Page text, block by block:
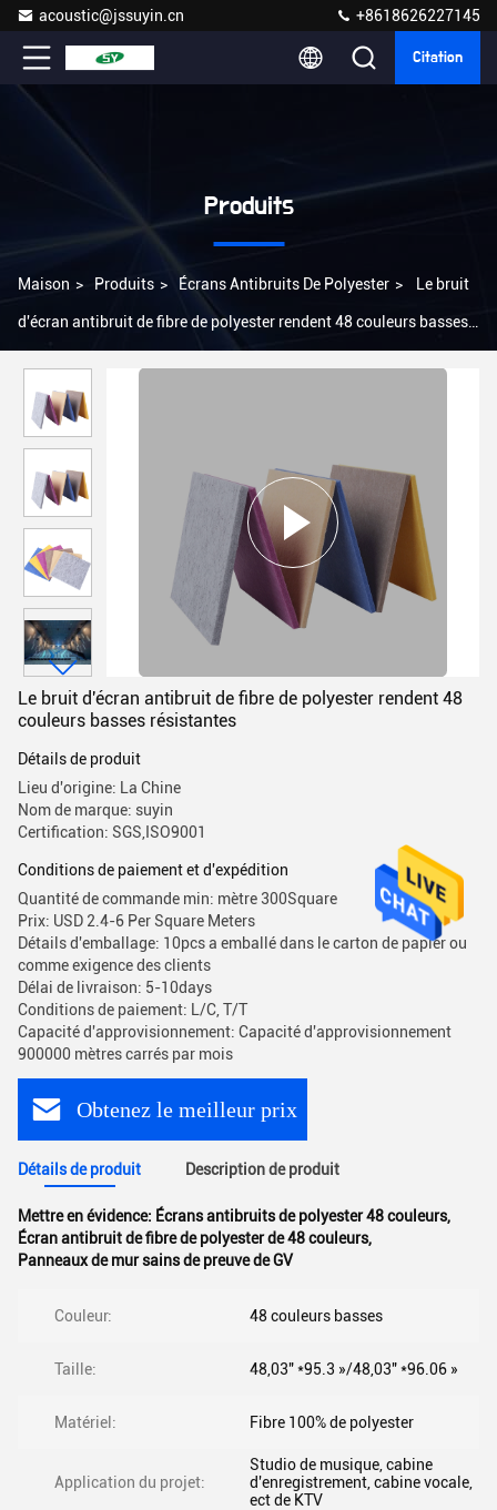
acoustic@jssuyin.cn +8618626227145
Citation
Produits
Maison > Produits > Écrans Antibruits De Polyester > Le bruit
d'écran antibruit de fibre de polyester rendent 48 couleurs basses
Le bruit d'écran antibruit de fibre de polyester rendent 48
couleurs basses résistantes
Détails de produit
Lieu d'origine: La Chine
Nom de marque: suyin
Certification: SGS,ISO9001
Conditions de paiement et d'expédition
Quantité de commande min: mètre 300Square
Prix: USD 2.4-6 Per Square Meters
Détails d'emballage: 10pcs a emballé dans le carton de papier ou
comme exigence des clients
Délai de livraison: 5-10days
Conditions de paiement: L/C, T/T
Capacité d'approvisionnement: Capacité d'approvisionnement
900000 mètres carrés par mois
Obtenez le meilleur prix
Détails de produit Description de produit
Mettre en évidence: Écrans antibruits de polyester 48 couleurs,
Écran antibruit de fibre de polyester de 48 couleurs,
Panneaux de mur sains de preuve de GV
Couleur: 48 couleurs basses
Taille: 48,03" *95.3 »/48,03" *96.06 »
Matériel: Fibre 100% de polyester
Application du projet:
Studio de musique, cabine
d'enregistrement, cabine vocale,
ect de KTV